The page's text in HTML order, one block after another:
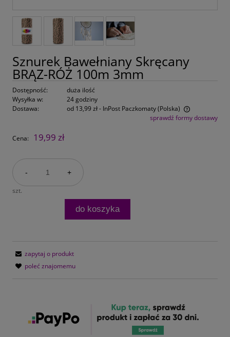
Sznurek Bawełniany Skręcany
BRĄZ-RÓŻ 100m 3mm
Dostępność:
duża ilość
Wysyłka w:
24 godziny
Dostawa:
od 13,99 zł- InPost Paczkomaty(Polska)
Cena nie zawiera ewentualnych kosztów płatnościsprawdź formy dostawy
Cena: 19,99 zł
- +
szt.
do koszyka
zapytaj o produkt
poleć znajomemu